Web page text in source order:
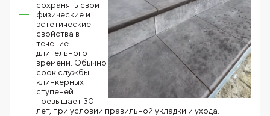
сохранять свои
физические и
эстетические
свойства в
течение
длительного
времени. Обычно
срок службы
клинкерных
ступеней
превышает 30
лет, при условии правильной укладки и ухода.